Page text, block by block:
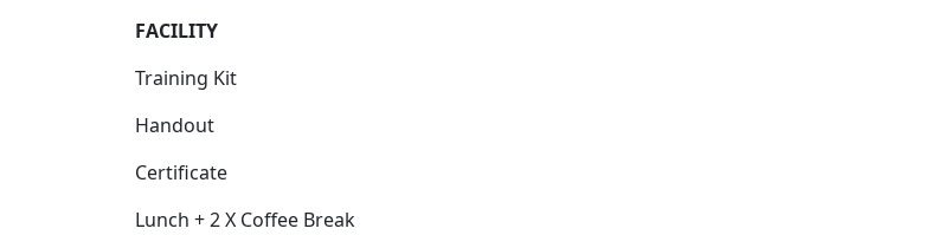
FACILITY
Training Kit
Handout
Certificate
Lunch + 2 X Coffee Break